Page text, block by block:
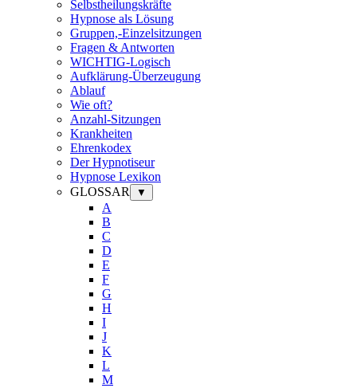
Selbstheilungskräfte
Hypnose als Lösung
Gruppen,-Einzelsitzungen
Fragen & Antworten
WICHTIG-Logisch
Aufklärung-Überzeugung
Ablauf
Wie oft?
Anzahl-Sitzungen
Krankheiten
Ehrenkodex
Der Hypnotiseur
Hypnose Lexikon
GLOSSAR
▼
A
B
C
D
E
F
G
H
I
J
K
L
M